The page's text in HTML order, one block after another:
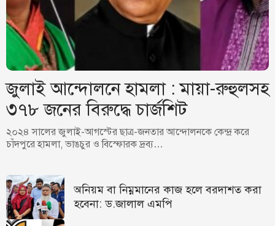
জুলাই আন্দোলনে হামলা : মায়া-রুহুলসহ
৩৭৮ জনের বিরুদ্ধে চার্জশিট
২০২৪ সালের জুলাই-আগস্টের ছাত্র-জনতার আন্দোলনকে কেন্দ্র করে
চাঁদপুরে হামলা, ভাঙচুর ও বিস্ফোরক দ্রব্য…
অনিয়ম বা নিম্নমানের কাজ হলে বরদাশত করা
হবেনা: ড.জালাল এমপি